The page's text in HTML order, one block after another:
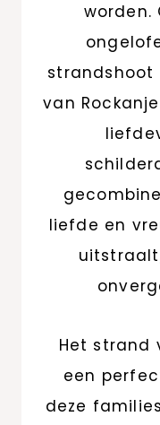
worden.
van
liefde en
Het strand
een
deze